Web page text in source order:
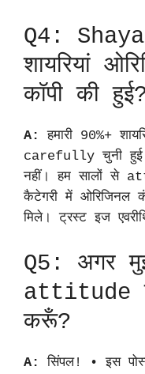
Q4:
शायरियां
कॉपी की
A:
हमारी 90%+
carefully चुनी हुई
नहीं। हम सालों
कैटेगरी में ओरिजिनल
मिले। ट्रस्ट इज
Q5: अगर
attitude
करूँ?
A:
सिंपल! • इस